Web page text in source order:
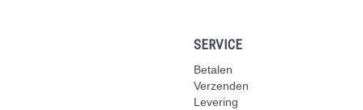
SERVICE
Betalen
Verzenden
Levering